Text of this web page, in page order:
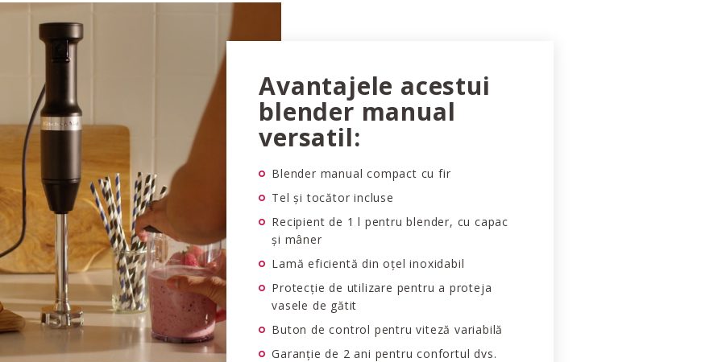
Avantajele acestui
blender manual
versatil:
Blender manual compact cu fir
Tel și tocător incluse
Recipient de 1 l pentru blender, cu capac
și mâner
Lamă eficientă din oțel inoxidabil
Protecție de utilizare pentru a proteja
vasele de gătit
Buton de control pentru viteză variabilă
Garanție de 2 ani pentru confortul dvs.